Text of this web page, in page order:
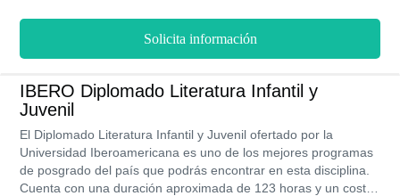
Solicita información
IBERO Diplomado Literatura Infantil y
Juvenil
El Diplomado Literatura Infantil y Juvenil ofertado por la
Universidad Iberoamericana es uno de los mejores programas
de posgrado del país que podrás encontrar en esta disciplina.
Cuenta con una duración aproximada de 123 horas y un costo